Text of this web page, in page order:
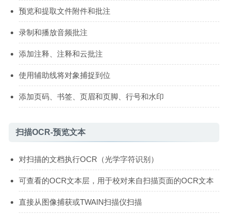
预览和提取文件附件和批注
录制和播放音频批注
添加注释、注释和云批注
使用辅助线将对象捕捉到位
添加页码、书签、页眉和页脚、行号和水印
扫描OCR-预览文本
对扫描的文档执行OCR（光学字符识别）
可查看的OCR文本层，用于校对来自扫描页面的OCR文本
直接从图像捕获或TWAIN扫描仪扫描